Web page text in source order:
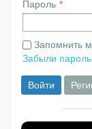
Пароль
Запомнить
Забыли
Войти